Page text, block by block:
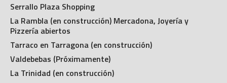
Serrallo Plaza Shopping
La Rambla (en construcción) Mercadona, Joyería y
Pizzería abiertos
Tarraco en Tarragona (en construcción)
Valdebebas (Próximamente)
La Trinidad (en construcción)